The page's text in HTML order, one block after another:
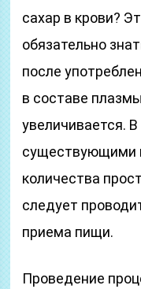
сахар в крови?
обязательно
после
в составе
увеличивается.
существующими
количества
следует
приема пищи.
Проведение